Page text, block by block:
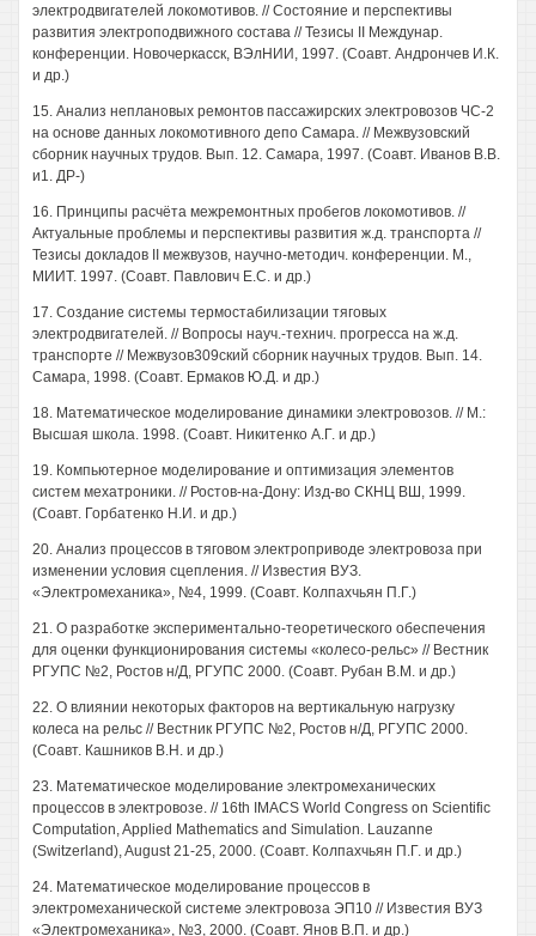
электродвигателей локомотивов. // Состояние и перспективы
развития электроподвижного состава // Тезисы II Междунар.
конференции. Новочеркасск, ВЭлНИИ, 1997. (Соавт. Андрончев И.К.
и др.)
15. Анализ неплановых ремонтов пассажирских электровозов ЧС-2
на основе данных локомотивного депо Самара. // Межвузовский
сборник научных трудов. Вып. 12. Самара, 1997. (Соавт. Иванов В.В.
и1. ДР-)
16. Принципы расчёта межремонтных пробегов локомотивов. //
Актуальные проблемы и перспективы развития ж.д. транспорта //
Тезисы докладов II межвузов, научно-методич. конференции. М.,
МИИТ. 1997. (Соавт. Павлович Е.С. и др.)
17. Создание системы термостабилизации тяговых
электродвигателей. // Вопросы науч.-технич. прогресса на ж.д.
транспорте // Межвузов309ский сборник научных трудов. Вып. 14.
Самара, 1998. (Соавт. Ермаков Ю.Д. и др.)
18. Математическое моделирование динамики электровозов. // М.:
Высшая школа. 1998. (Соавт. Никитенко А.Г. и др.)
19. Компьютерное моделирование и оптимизация элементов
систем мехатроники. // Ростов-на-Дону: Изд-во СКНЦ ВШ, 1999.
(Соавт. Горбатенко Н.И. и др.)
20. Анализ процессов в тяговом электроприводе электровоза при
изменении условия сцепления. // Известия ВУЗ.
«Электромеханика», №4, 1999. (Соавт. Колпахчьян П.Г.)
21. О разработке экспериментально-теоретического обеспечения
для оценки функционирования системы «колесо-рельс» // Вестник
РГУПС №2, Ростов н/Д, РГУПС 2000. (Соавт. Рубан В.М. и др.)
22. О влиянии некоторых факторов на вертикальную нагрузку
колеса на рельс // Вестник РГУПС №2, Ростов н/Д, РГУПС 2000.
(Соавт. Кашников В.Н. и др.)
23. Математическое моделирование электромеханических
процессов в электровозе. // 16th IMACS World Congress on Scientific
Computation, Applied Mathematics and Simulation. Lauzanne
(Switzerland), August 21-25, 2000. (Соавт. Колпахчьян П.Г. и др.)
24. Математическое моделирование процессов в
электромеханической системе электровоза ЭП10 // Известия ВУЗ
«Электромеханика», №3, 2000. (Соавт. Янов В.П. и др.)